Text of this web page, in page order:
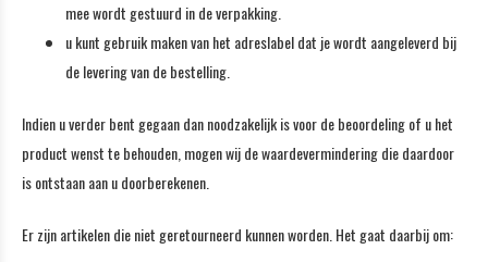
mee wordt gestuurd in de verpakking.
u kunt gebruik maken van het adreslabel dat je wordt aangeleverd bij
de levering van de bestelling.
Indien u verder bent gegaan dan noodzakelijk is voor de beoordeling of u het
product wenst te behouden, mogen wij de waardevermindering die daardoor
is ontstaan aan u doorberekenen.
Er zijn artikelen die niet geretourneerd kunnen worden. Het gaat daarbij om: